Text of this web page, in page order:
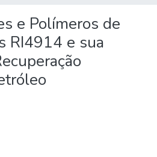
e Polímeros de
RI4914 e sua